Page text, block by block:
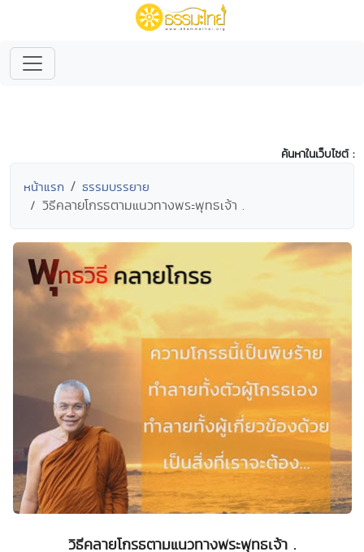
ค้นหาในเว็บไซต์ :
หน้าแรก ธรรมบรรยาย
วิธีคลายโกรธตามแนวทางพระพุทธเจ้า .
วิธีคลายโกรธตามแนวทางพระพุทธเจ้า .